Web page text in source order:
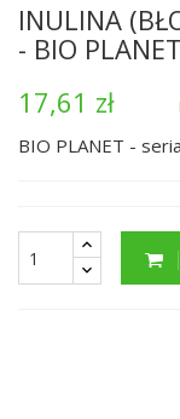
INULINA
- BIO PLANET
17,61 zł
BIO PLANET -